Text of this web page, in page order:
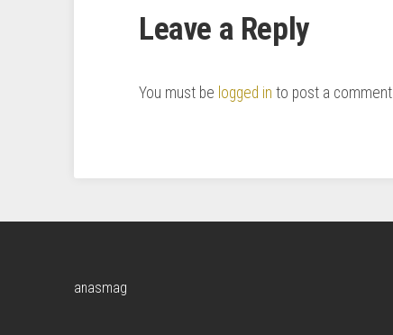
Leave a Reply
You must be logged in to post a comment.
anasmag